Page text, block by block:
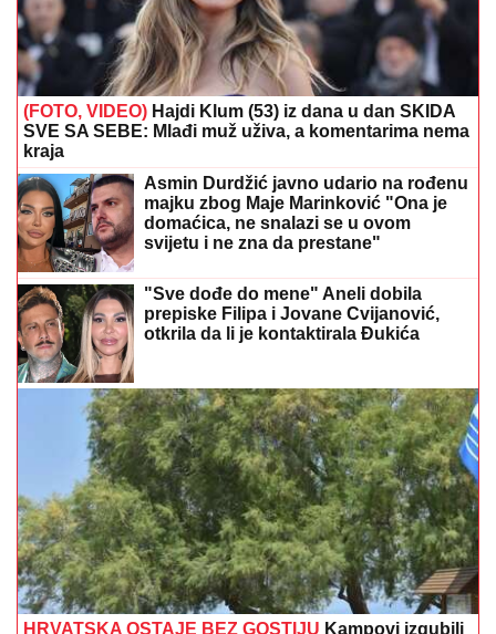
(FOTO, VIDEO) Hajdi Klum (53) iz dana u dan SKIDA
SVE SA SEBE: Mlađi muž uživa, a komentarima nema
kraja
Asmin Durdžić javno udario na rođenu
majku zbog Maje Marinković "Ona je
domaćica, ne snalazi se u ovom
svijetu i ne zna da prestane"
"Sve dođe do mene" Aneli dobila
prepiske Filipa i Jovane Cvijanović,
otkrila da li je kontaktirala Đukića
HRVATSKA OSTAJE BEZ GOSTIJU Kampovi izgubili